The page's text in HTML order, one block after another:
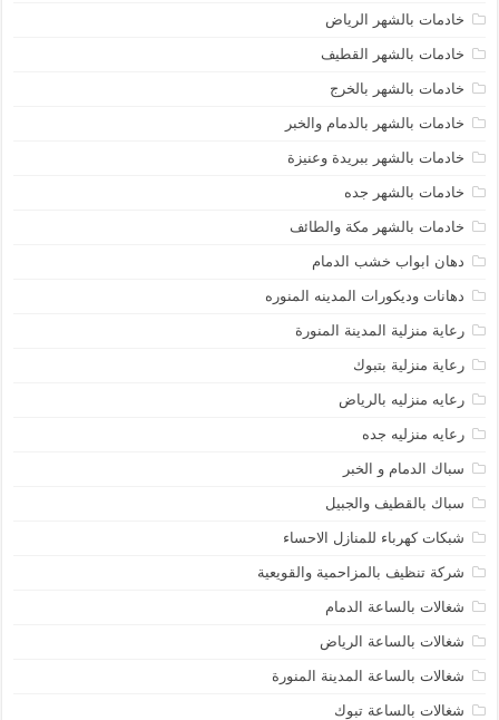
خادمات بالشهر الرياض
خادمات بالشهر القطيف
خادمات بالشهر بالخرج
خادمات بالشهر بالدمام والخبر
خادمات بالشهر ببريدة وعنيزة
خادمات بالشهر جده
خادمات بالشهر مكة والطائف
دهان ابواب خشب الدمام
دهانات وديكورات المدينه المنوره
رعاية منزلية المدينة المنورة
رعاية منزلية بتبوك
رعايه منزليه بالرياض
رعايه منزليه جده
سباك الدمام و الخبر
سباك بالقطيف والجبيل
شبكات كهرباء للمنازل الاحساء
شركة تنظيف بالمزاحمية والقويعية
شغالات بالساعة الدمام
شغالات بالساعة الرياض
شغالات بالساعة المدينة المنورة
شغالات بالساعة تبوك